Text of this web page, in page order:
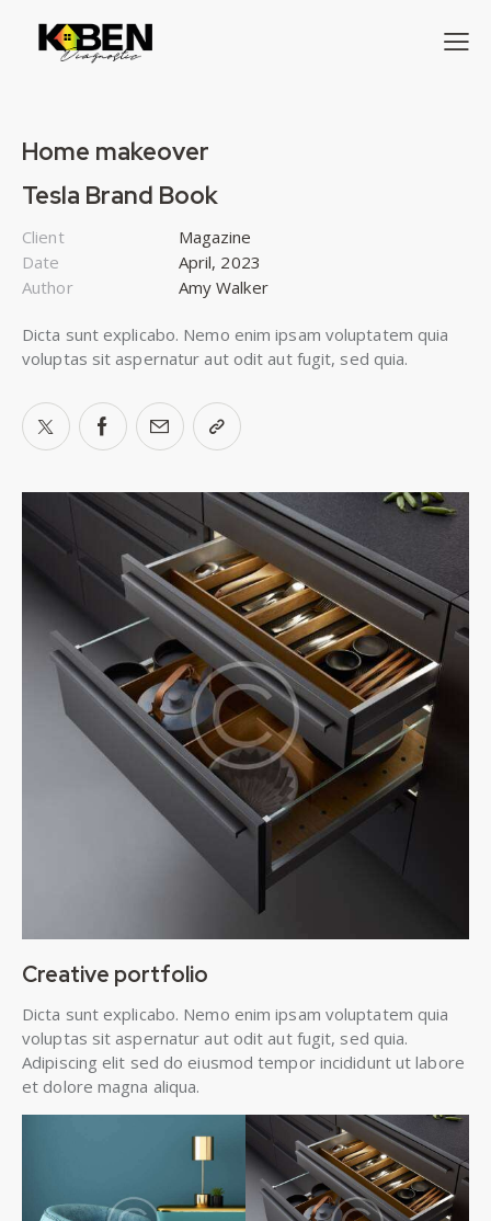
Home makeover
Tesla Brand Book
Client
Magazine
Date
April, 2023
Author
Amy Walker
Dicta sunt explicabo. Nemo enim ipsam voluptatem quia
voluptas sit aspernatur aut odit aut fugit, sed quia.
Creative portfolio
Dicta sunt explicabo. Nemo enim ipsam voluptatem quia
voluptas sit aspernatur aut odit aut fugit, sed quia.
Adipiscing elit sed do eiusmod tempor incididunt ut labore
et dolore magna aliqua.